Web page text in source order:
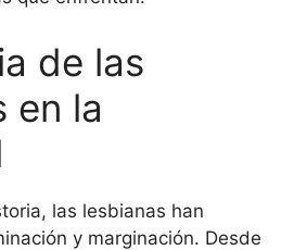
de las
en la
las lesbianas han
y marginación. Desde